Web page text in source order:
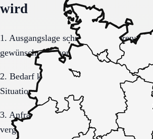
wird
1. Ausgangslage schriftlich sortieren:
gewünschte Versorgungsform.
2. Bedarf konkretisieren: Pflegegrad,
Situation, Kostenrahmen.
3. Anfrage sauber formulieren, damit
vergleichbar bleiben.